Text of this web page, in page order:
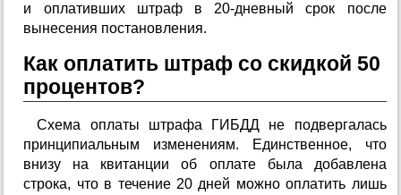
и оплативших штраф в 20-дневный срок после
вынесения постановления.
Как оплатить штраф со скидкой 50
процентов?
Схема оплаты штрафа ГИБДД не подвергалась
принципиальным изменениям. Единственное, что
внизу на квитанции об оплате была добавлена
строка, что в течение 20 дней можно оплатить лишь